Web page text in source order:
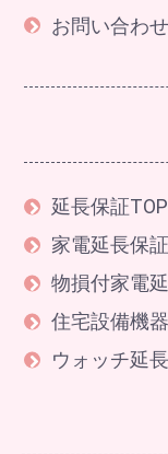
お問い合わせ
延長保証
家電延長保証
物損付家電
住宅設備機
ウォッチ延